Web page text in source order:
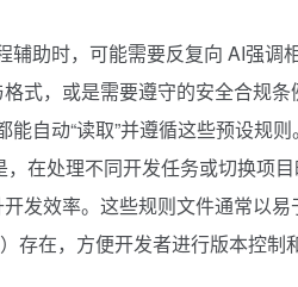
助时，可能需要反复向 AI强调
式，或是需要遵守的安全合规
自动“读取”并遵循这些预设规
在处理不同开发任务或切换项
发效率。这些规则文件通常以
）存在，方便开发者进行版本控制